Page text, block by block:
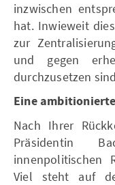
inzwischen
hat. Inwieweit
zur
und gegen
durchzusetzen
Eine
Nach Ihrer
Präsidentin
innenpolitischen
Viel steht auf